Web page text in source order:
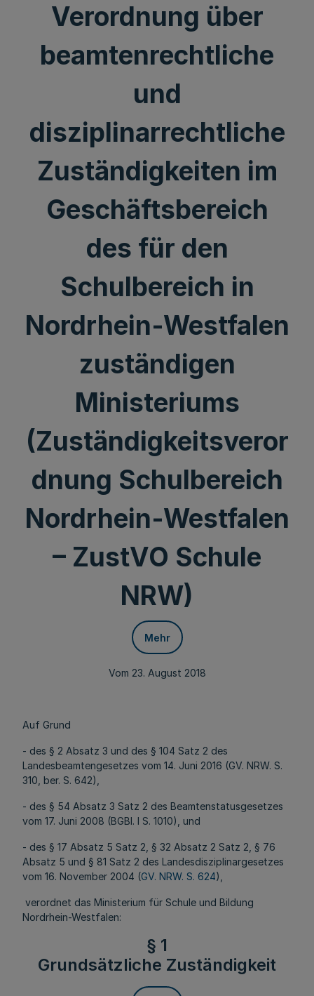
Verordnung über
beamtenrechtliche
und
disziplinarrechtliche
Zuständigkeiten im
Geschäftsbereich
des für den
Schulbereich in
Nordrhein-Westfalen
zuständigen
Ministeriums
(Zuständigkeitsveror
dnung Schulbereich
Nordrhein-Westfalen
– ZustVO Schule
NRW)
Mehr
Vom 23. August 2018
Auf Grund
- des § 2 Absatz 3 und des § 104 Satz 2 des
Landesbeamtengesetzes vom 14. Juni 2016 (GV. NRW. S.
310, ber. S. 642),
- des § 54 Absatz 3 Satz 2 des Beamtenstatusgesetzes
vom 17. Juni 2008 (BGBl. I S. 1010), und
- des § 17 Absatz 5 Satz 2, § 32 Absatz 2 Satz 2, § 76
Absatz 5 und § 81 Satz 2 des Landesdisziplinargesetzes
vom 16. November 2004 (GV. NRW. S. 624),
verordnet das Ministerium für Schule und Bildung
Nordrhein-Westfalen:
§ 1
Grundsätzliche Zuständigkeit